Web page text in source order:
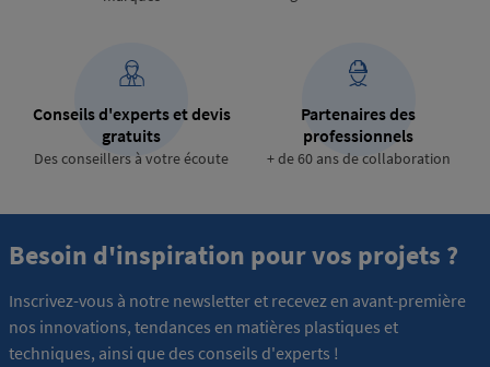
Conseils d'experts et devis
gratuits
Des conseillers à votre écoute
Partenaires des
professionnels
+ de 60 ans de collaboration
Besoin d'inspiration pour vos projets ?
Inscrivez-vous à notre newsletter et recevez en avant-première
nos innovations, tendances en matières plastiques et
techniques, ainsi que des conseils d'experts !